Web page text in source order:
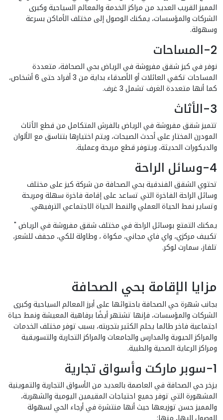
المميز القريب العديد من مراكز الخدمة والمعالم السياحية وكبرى
الشركات والمؤسسات، يمكنك الوصول إلى مختلف الأماكن بسرعة
وسهولة.
2-المساحات
نوفر في كيز شقق مفروشة في الرياض بحي الصحافة، متعددة
المساحات تكفي العائلات أو الأصدقاء بداية من 3 أفراد حتى 6 أشخاص،
كما أنها متعددة الغرف تشمل 3 غرف.
3-الأثاث
تتميز شقق مفروشة في الرياض بالفرش المتكامل من قطع الأثاث
المودرن المختار على أحدث الصيحات، ويتم اختيارها بتناسق مع الألوان
والديكورات الحديثة، ويتوفر قطع مريحة وعملية.
4-وسائل الراحة
تحتوي الشقق الفندقية بحي الصحافة من شركة كيز على مختلف
وسائل الراحة الفاخرة التي تساعد على إقامة فاخرة سهلة ومريحة
وتساير نمط الحياة العملي والنمط الحياة الاجتماعي الترفيهي.
يمكنك التمتع بوسائل الراحة في مختلف شقق مفروشة في الرياض "
تكييف مركزي، واي فاي مجاني، مكواة ، وطاولة للكي، مجفف للشعر،
تلفاز، سمارت لوكر.
مزايا الإقامة بحي الصحافة
بجانب شهرة حي الصحافة باحتوائها على أبرز المعالم السياحية وكبرى
الشركات والمؤسسات، فإنها تشتهر أيضًا برفاهية المعيشة ونمط حياة
اجتماعية فاخر طالما يحلم الكثير بتجربته، بسبب توفر مختلف الخدمات
والمراكز الحيوية والمدارس والجامعات والمراكز التجارية والتسويقية
ومراكز الرعاية الصحية والطبية.
1-سوبر ماركت وأسواق تجارية
يزخر حي الصحافة في العاصمة بالعديد من الأسواق التجارية والتموينية
المشهورة التي توفر جميع احتياجات المقيمين اليومية والشهرية،
والمميز حسن توزيعها حيث أنها منتشرة في أرجاء الحي لسهولة
الوصول إليها، منها: